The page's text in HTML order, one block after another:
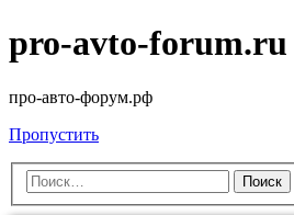
pro-avto-forum.ru
про-авто-форум.рф
Пропустить
Поиск